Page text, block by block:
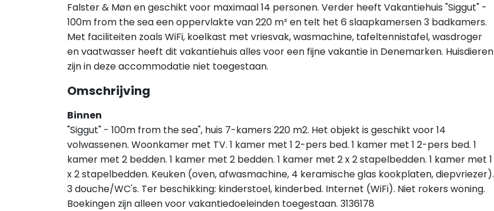
Falster & Møn en geschikt voor maximaal 14 personen. Verder heeft Vakantiehuis "Siggut" -
100m from the sea een oppervlakte van 220 m² en telt het 6 slaapkamersen 3 badkamers.
Met faciliteiten zoals WiFi, koelkast met vriesvak, wasmachine, tafeltennistafel, wasdroger
en vaatwasser heeft dit vakantiehuis alles voor een fijne vakantie in Denemarken. Huisdieren
zijn in deze accommodatie niet toegestaan.
Omschrijving
Binnen
"Siggut" - 100m from the sea", huis 7-kamers 220 m2. Het objekt is geschikt voor 14
volwassenen. Woonkamer met TV. 1 kamer met 1 2-pers bed. 1 kamer met 1 2-pers bed. 1
kamer met 2 bedden. 1 kamer met 2 bedden. 1 kamer met 2 x 2 stapelbedden. 1 kamer met 1
x 2 stapelbedden. Keuken (oven, afwasmachine, 4 keramische glas kookplaten, diepvriezer).
3 douche/WC's. Ter beschikking: kinderstoel, kinderbed. Internet (WiFi). Niet rokers woning.
Boekingen zijn alleen voor vakantiedoeleinden toegestaan. 3136178